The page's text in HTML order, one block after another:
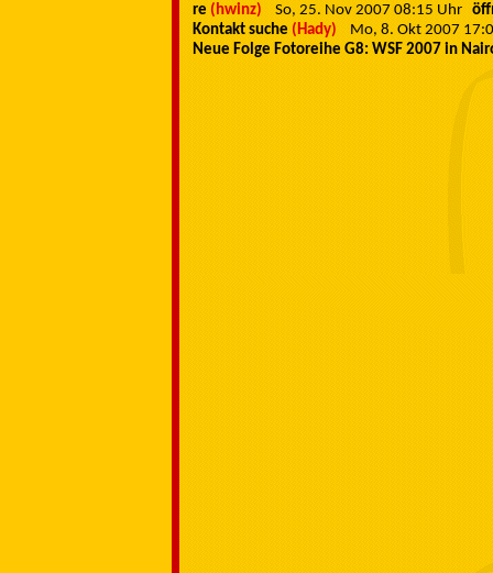
re (hwinz) So, 25. Nov 2007 08:15 Uhr
Kontakt suche (Hady)
Mo, 8. Okt 2007
Neue Folge Fotoreihe G8: WSF 2007 in